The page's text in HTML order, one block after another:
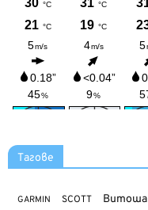
Тагове
GARMIN SCOTT Витоша